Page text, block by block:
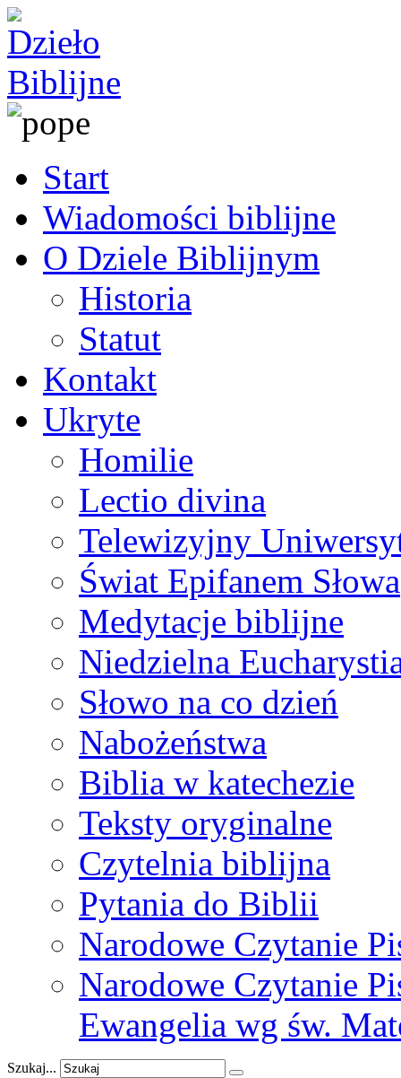
Start
Wiadomości biblijne
O Dziele Biblijnym
Historia
Statut
Kontakt
Ukryte
Homilie
Lectio divina
Telewizyjny
Świat Epifanem Słowa
Medytacje biblijne
Niedzielna
Słowo na co dzień
Nabożeństwa
Biblia w katechezie
Teksty oryginalne
Czytelnia biblijna
Pytania do Biblii
Narodowe Czytanie
Narodowe Czytanie
Ewangelia wg św.
Szukaj...